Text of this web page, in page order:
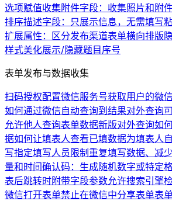
选项赋值收集附件字段：收集照片和附
排序描述字段：只展示信息，无需填写
扩展属性：区分发布渠道表单横向排版
样式美化展示/隐藏题目序号
表单发布与数据收集
扫码授权配置微信服务号获取用户的微
如何通过微信自动查询到结果对外查询
允许他人查询表单数据新版对外查询如
据如何让填表人查看已填数据为填表人
写指定填写人员限制重复填写数据、减
量和时间确认码：生成随机数字或特定
表后跳转时附带字段参数允许搜索引擎
微信打开表单禁止在微信中分享表单表